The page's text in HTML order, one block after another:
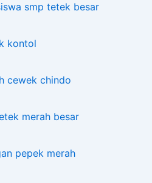
smp tetek besar
kontol
cewek chindo
merah besar
pepek merah